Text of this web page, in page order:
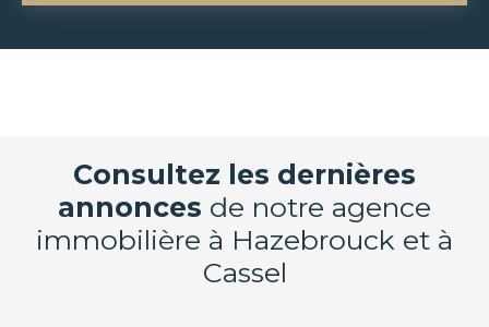
Consultez les dernières
annonces de notre agence
immobilière à Hazebrouck et à
Cassel